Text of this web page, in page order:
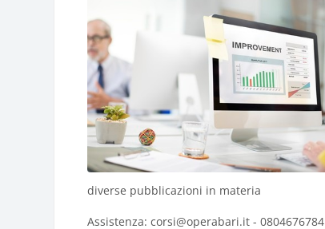
diverse pubblicazioni in materia
Assistenza: corsi@operabari.it - 0804676784